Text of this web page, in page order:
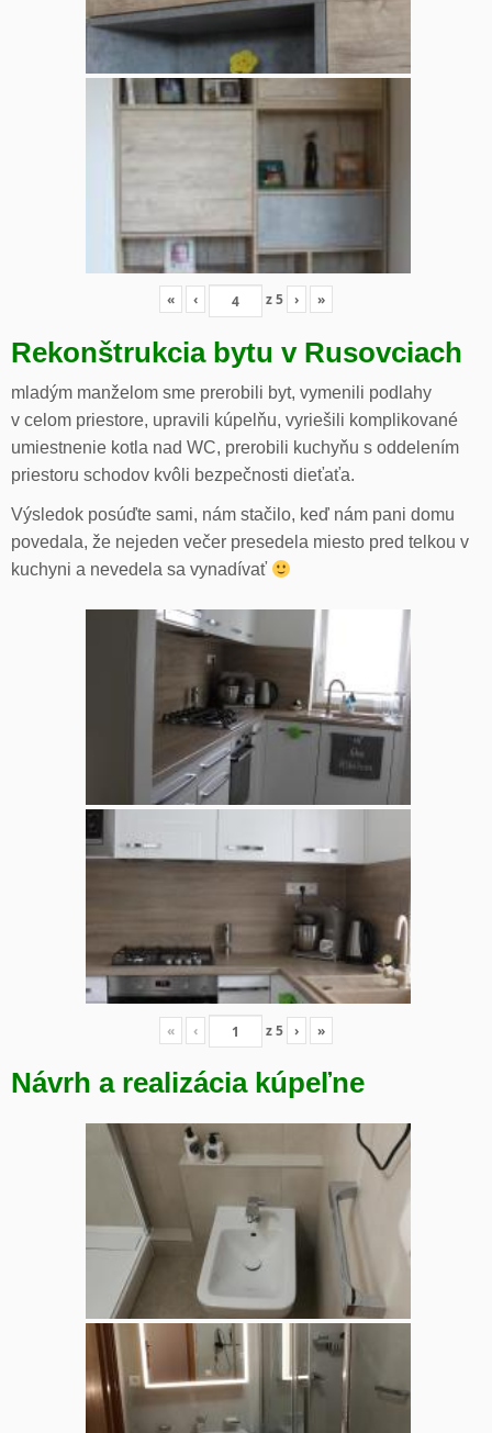
« ‹ z5 › »
Rekonštrukcia bytu v Rusovciach
mladým manželom sme prerobili byt, vymenili podlahy
v celom priestore, upravili kúpelňu, vyriešili komplikované
umiestnenie kotla nad WC, prerobili kuchyňu s oddelením
priestoru schodov kvôli bezpečnosti dieťaťa.
Výsledok posúďte sami, nám stačilo, keď nám pani domu
povedala, že nejeden večer presedela miesto pred telkou v
kuchyni a nevedela sa vynadívať
« ‹ z5 › »
Návrh a realizácia kúpeľne